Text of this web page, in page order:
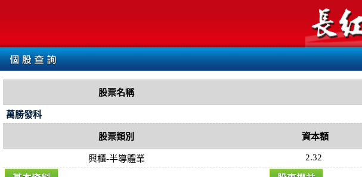
股票名稱
萬勝發科
股票類別 資本額
興櫃-半導體業 2.32